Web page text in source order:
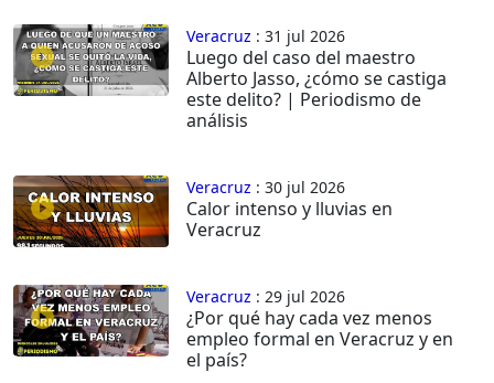
Veracruz : 31 jul 2026
Luego del caso del maestro
Alberto Jasso, ¿cómo se castiga
este delito? | Periodismo de
análisis
Veracruz : 30 jul 2026
Calor intenso y lluvias en
Veracruz
Veracruz : 29 jul 2026
¿Por qué hay cada vez menos
empleo formal en Veracruz y en
el país?